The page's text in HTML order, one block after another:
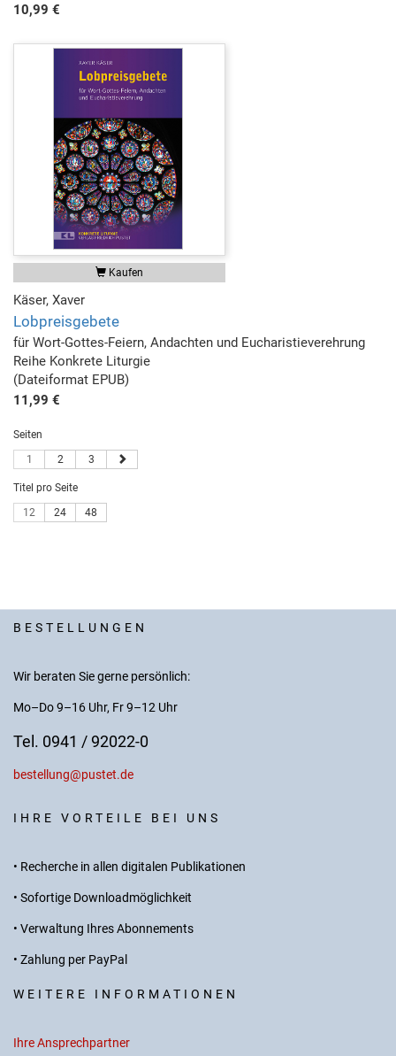
10,99 €
Kaufen
Käser, Xaver
Lobpreisgebete
für Wort-Gottes-Feiern, Andachten und Eucharistieverehrung
Reihe Konkrete Liturgie
(Dateiformat EPUB)
11,99 €
Seiten
1 2 3
Titel pro Seite
12
24 48
BESTELLUNGEN
Wir beraten Sie gerne persönlich:
Mo–Do 9–16 Uhr, Fr 9–12 Uhr
Tel. 0941 / 92022-0
bestellung@pustet.de
IHRE VORTEILE BEI UNS
• Recherche in allen digitalen Publikationen
• Sofortige Downloadmöglichkeit
• Verwaltung Ihres Abonnements
• Zahlung per PayPal
WEITERE INFORMATIONEN
Ihre Ansprechpartner